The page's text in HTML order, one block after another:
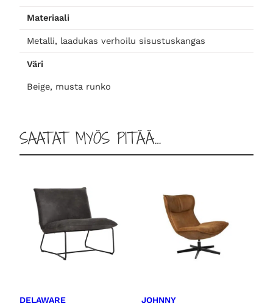
m
ä
Materiaali
Metalli, laadukas verhoilu sisustuskangas
Väri
Beige, musta runko
SAATAT MYÖS PITÄÄ…
DELAWARE
JOHNNY